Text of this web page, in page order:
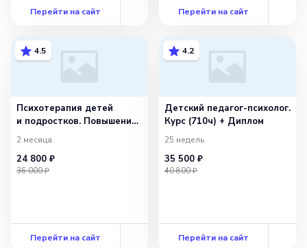
Перейти на сайт Перейти на сайт
4.5
Психотерапия детей
и подростков. Повышение
квалификации
2 месяца
24 800 ₽
36 000 ₽
Перейти на сайт
4.2
Детский педагог-психолог.
Курс (710ч) + Диплом
25 недель
35 500 ₽
40 800 ₽
Перейти на сайт